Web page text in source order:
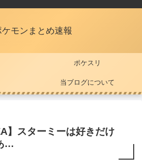
ケモンまとめ速報
ポケスリ
当ブログについて
】スターミーは好きだけ
…